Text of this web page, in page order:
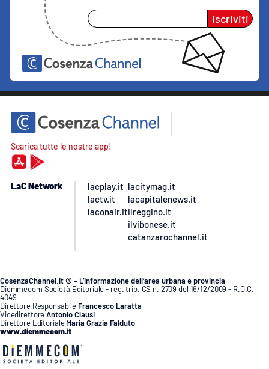
Iscriviti
Scarica tutte le nostre app!
LaC Network
lacplay.it
lactv.it
laconair.it
lacitymag.it
lacapitalenews.it
ilreggino.it
ilvibonese.it
catanzarochannel.it
CosenzaChannel.it © – L’informazione dell’area urbana e provincia
Diemmecom Società Editoriale - reg. trib. CS n. 2709 del 16/12/2009 - R.O.C.
4049
Direttore Responsabile Francesco Laratta
VicedirettoreAntonio Clausi
Direttore Editoriale Maria Grazia Falduto
www.diemmecom.it